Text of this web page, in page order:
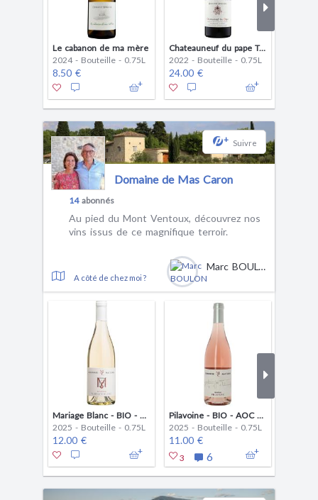
Le cabanon de ma mère
2024 - Bouteille - 0.75L
8.50 €
Chateauneuf du pape Tradition
2022 - Bouteille - 0.75L
24.00 €
+ Suivre
Domaine de Mas Caron
14abonnés
Au pied du Mont Ventoux, découvrez nos
vins issus de ce magnifique terroir.
A côté de chez moi ?
Marc BOULON
Mariage Blanc - BIO - AOC Ventoux
2025 - Bouteille - 0.75L
12.00 €
Pilavoine - BIO - AOC Ventoux
2025 - Bouteille - 0.75L
11.00 €
3 6